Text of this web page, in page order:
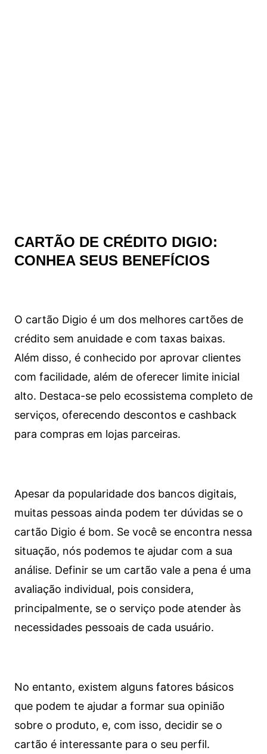
CARTÃO DE CRÉDITO DIGIO:
CONHEA SEUS BENEFÍCIOS
O cartão Digio é um dos melhores cartões de
crédito sem anuidade e com taxas baixas.
Além disso, é conhecido por aprovar clientes
com facilidade, além de oferecer limite inicial
alto. Destaca-se pelo ecossistema completo de
serviços, oferecendo descontos e cashback
para compras em lojas parceiras.
Apesar da popularidade dos bancos digitais,
muitas pessoas ainda podem ter dúvidas se o
cartão Digio é bom. Se você se encontra nessa
situação, nós podemos te ajudar com a sua
análise. Definir se um cartão vale a pena é uma
avaliação individual, pois considera,
principalmente, se o serviço pode atender às
necessidades pessoais de cada usuário.
No entanto, existem alguns fatores básicos
que podem te ajudar a formar sua opinião
sobre o produto, e, com isso, decidir se o
cartão é interessante para o seu perfil.